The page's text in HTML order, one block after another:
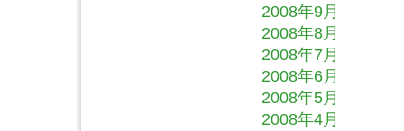
2008年9月
2008年8月
2008年7月
2008年6月
2008年5月
2008年4月